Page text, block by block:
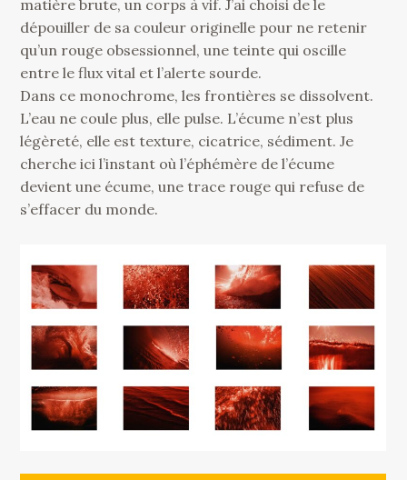
matière brute, un corps à vif. J’ai choisi de le
dépouiller de sa couleur originelle pour ne retenir
qu’un rouge obsessionnel, une teinte qui oscille
entre le flux vital et l’alerte sourde.
Dans ce monochrome, les frontières se dissolvent.
L’eau ne coule plus, elle pulse. L’écume n’est plus
légèreté, elle est texture, cicatrice, sédiment. Je
cherche ici l’instant où l’éphémère de l’écume
devient une écume, une trace rouge qui refuse de
s’effacer du monde.